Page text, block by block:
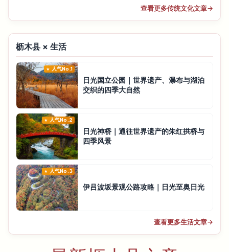
查看更多传统文化文章→
枥木县 × 生活
人气No.1
日光国立公园｜世界遗产、瀑布与湖泊
交织的四季大自然
人气No.2
日光神桥｜通往世界遗产的朱红拱桥与
四季风景
人气No.3
伊吕波坂景观公路攻略｜日光至奥日光
查看更多生活文章→